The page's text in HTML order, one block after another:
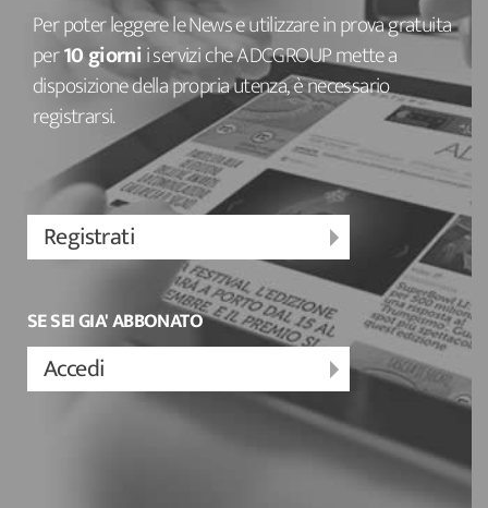
Per poter leggere le News e utilizzare in prova gratuita
per10 giornii servizi che ADCGROUP mette a
disposizione della propria utenza, è necessario
registrarsi.
Registrati
SE SEI GIA' ABBONATO
Accedi